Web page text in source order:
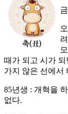
때가 되고 시가 되
가지 않은 선에서
85년생 : 개혁을
없다.